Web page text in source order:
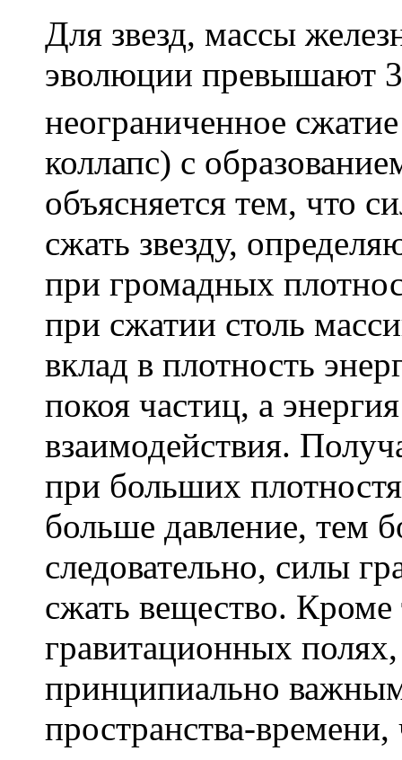
Для звезд, массы
эволюции превышают 3
неограниченное
коллапс) с
объясняется тем, что
сжать звезду,
при громадных
при сжатии столь
вклад в плотность
покоя частиц, а
взаимодействия.
при больших
больше давление, тем
следовательно, силы
сжать вещество.
гравитационных
принципиально
пространства-времени,